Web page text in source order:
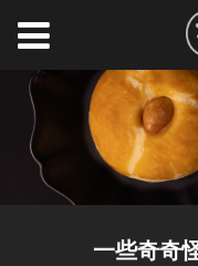
一些奇奇